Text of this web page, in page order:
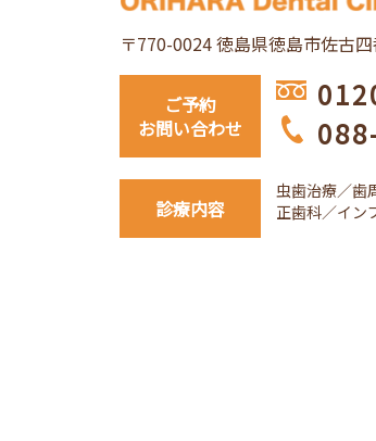
ー
シ
ン
〒770-0024 徳島県徳島市佐古
ご予約
お問い合わせ
診療内容
虫歯治療／歯
正歯科／イン